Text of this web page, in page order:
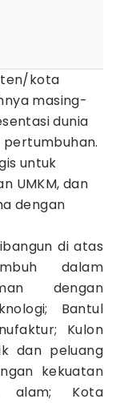
kota
masing-
dunia
pertumbuhan.
untuk
UMKM, dan
dengan
di atas
dalam
dengan
Bantul
Kulon
dan peluang
kekuatan
alam; Kota